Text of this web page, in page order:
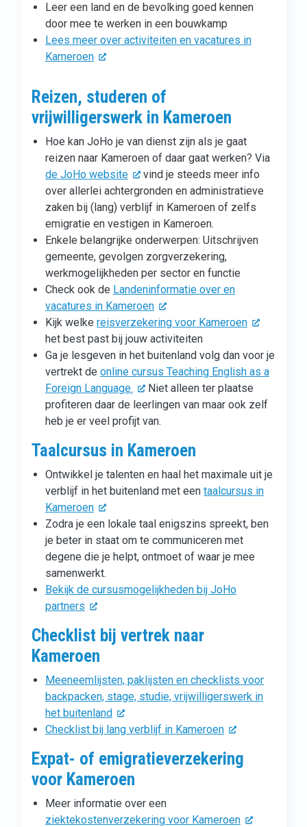
Leer een land en de bevolking goed kennen
door mee te werken in een bouwkamp
Lees meer over activiteiten en vacatures in
Kameroen
Reizen, studeren of
vrijwilligerswerk in Kameroen
Hoe kan JoHo je van dienst zijn als je gaat
reizen naar Kameroen of daar gaat werken? Via
de JoHo website
vind je steeds meer info
over allerlei achtergronden en administratieve
zaken bij (lang) verblijf in Kameroen of zelfs
emigratie en vestigen in Kameroen.
Enkele belangrijke onderwerpen: Uitschrijven
gemeente, gevolgen zorgverzekering,
werkmogelijkheden per sector en functie
Check ook de Landeninformatie over en
vacatures in Kameroen
Kijk welke reisverzekering voor Kameroen
het best past bij jouw activiteiten
Ga je lesgeven in het buitenland volg dan voor je
vertrekt de online cursus Teaching English as a
Foreign Language.
Niet alleen ter plaatse
profiteren daar de leerlingen van maar ook zelf
heb je er veel profijt van.
Taalcursus in Kameroen
Ontwikkel je talenten en haal het maximale uit je
verblijf in het buitenland met een taalcursus in
Kameroen
Zodra je een lokale taal enigszins spreekt, ben
je beter in staat om te communiceren met
degene die je helpt, ontmoet of waar je mee
samenwerkt.
Bekijk de cursusmogelijkheden bij JoHo
partners
Checklist bij vertrek naar
Kameroen
Meeneemlijsten, paklijsten en checklists voor
backpacken, stage, studie, vrijwilligerswerk in
het buitenland
Checklist bij lang verblijf in Kameroen
Expat- of emigratieverzekering
voor Kameroen
Meer informatie over een
ziektekostenverzekering voor Kameroen